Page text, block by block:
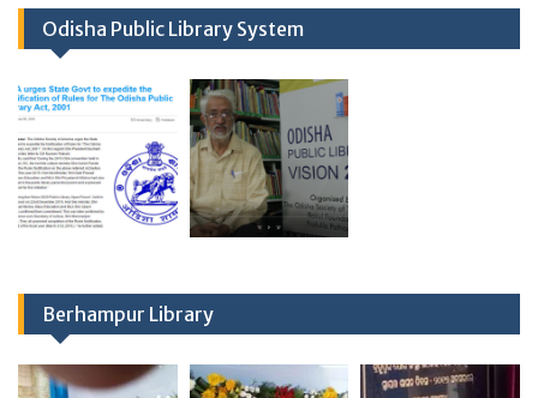
Odisha Public Library System
Berhampur Library